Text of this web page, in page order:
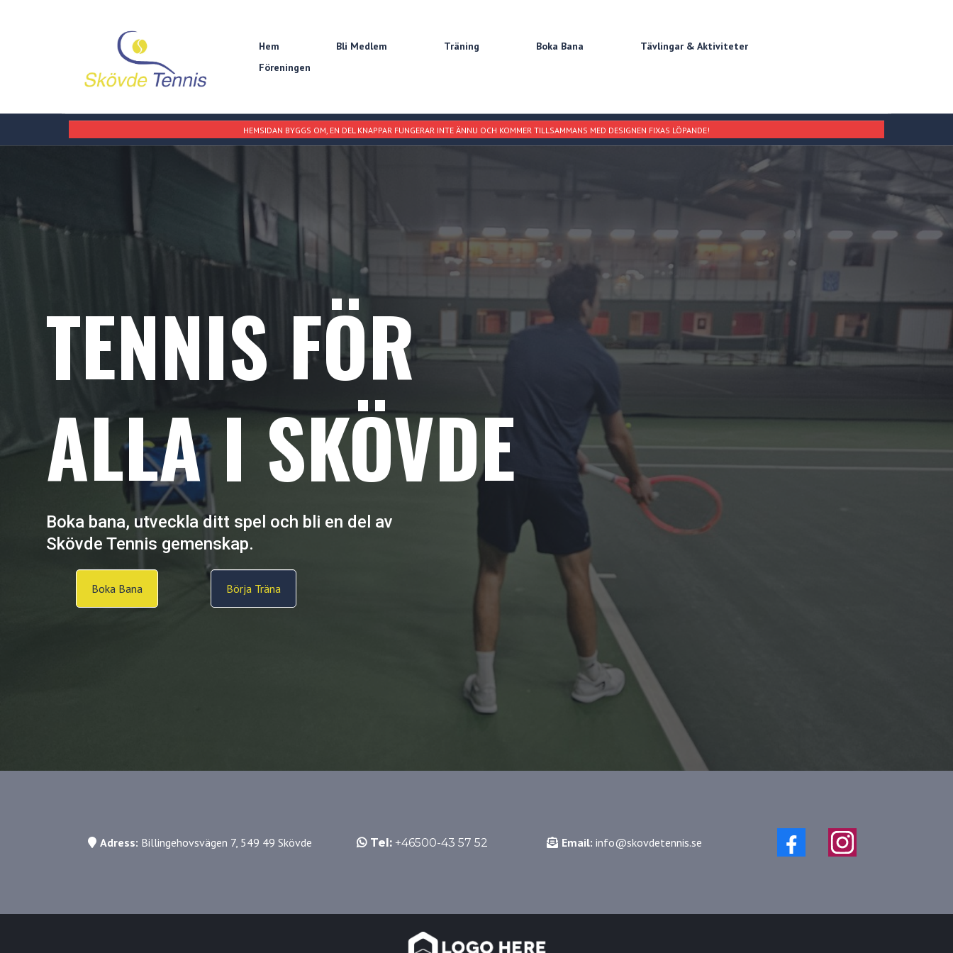
Hem Bli Medlem Träning Boka Bana
Tävlingar & Aktiviteter
Föreningen
HEMSIDAN BYGGS OM, EN DEL KNAPPAR FUNGERAR INTE ÄNNU OCH KOMMER TILLSAMMANS MED DESIGNEN FIXAS LÖPANDE!
TENNIS FÖR
ALLA I SKÖVDE
Boka bana, utveckla ditt spel och bli en del av
Skövde Tennis gemenskap.
Boka Bana Börja Träna
Adress: Billingehovsvägen 7, 549 49 Skövde Tel: +46500-43 57 52 Email:info@skovdetennis.se